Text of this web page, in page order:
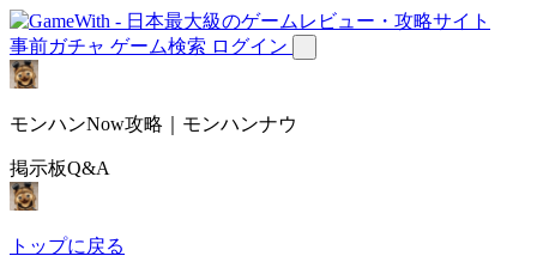
事前ガチャ ゲーム検索 ログイン
モンハンNow攻略｜モンハンナウ
掲示板Q&A
トップに戻る